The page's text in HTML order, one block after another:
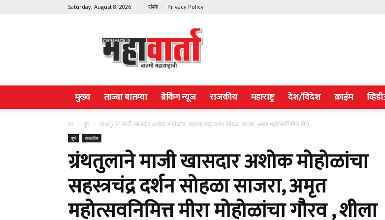
Saturday, August 8, 2026 संपर्क Privacy Policy
Varta
मुख्य ताज्या बातम्या ब्रेकिंग न्यूज राजकीय महाराष्ट्र देश/विदेश क्राईम
घर पुणे ग्रंथतुलाने माजी खासदार अशोक मोहोळांचा सहस्त्रचंद्र दर्शन सोहळा साजरा, अमृत महोत्सवनिमित्त मीरा...
पुणे राजकीय
ग्रंथतुलाने माजी खासदार अशोक मोहोळांचा
सहस्त्रचंद्र दर्शन सोहळा साजरा, अमृत
महोत्सवनिमित्त मीरा मोहोळांचा गौरव , शीला